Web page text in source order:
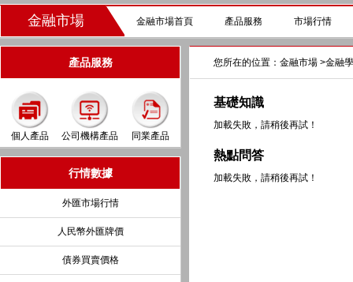
金融市場 金融市場首頁 產品服務 市場行情
產品服務
個人產品 公司機構產品 同業產品
行情數據
外匯市場行情
人民幣外匯牌價
債券買賣價格
您所在的位置： 金融市場 >金融
基礎知識
加載失敗，請稍後再試！
熱點問答
加載失敗，請稍後再試！